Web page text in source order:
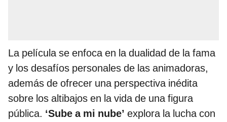
La película se enfoca en la dualidad de la fama
y los desafíos personales de las animadoras,
además de ofrecer una perspectiva inédita
sobre los altibajos en la vida de una figura
pública. ‘Sube a mi nube’ explora la lucha con